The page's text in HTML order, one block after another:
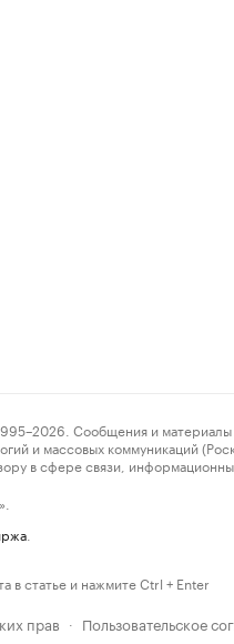
Сообщения и материалы
и массовых коммуникаций
в сфере связи,
в статье и нажмите Ctrl + Enter
прав · Пользовательское